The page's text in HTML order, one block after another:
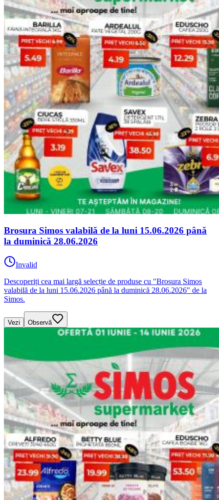
Brosura Simos valabilă de la luni 15.06.2026 până
la duminică 28.06.2026
Invalid
Descoperiți cea mai largă selecție de produse cu "Brosura Simos
valabilă de la luni 15.06.2026 până la duminică 28.06.2026" de la
Simos.
Vezi Observă